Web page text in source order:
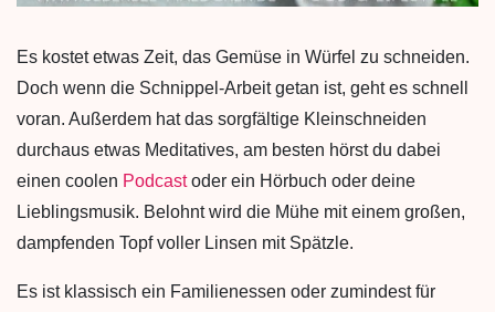
Es kostet etwas Zeit, das Gemüse in Würfel zu schneiden.
Doch wenn die Schnippel-Arbeit getan ist, geht es schnell
voran. Außerdem hat das sorgfältige Kleinschneiden
durchaus etwas Meditatives, am besten hörst du dabei
einen coolen Podcastoder ein Hörbuch oder deine
Lieblingsmusik. Belohnt wird die Mühe mit einem großen,
dampfenden Topf voller Linsen mit Spätzle.
Es ist klassisch ein Familienessen oder zumindest für